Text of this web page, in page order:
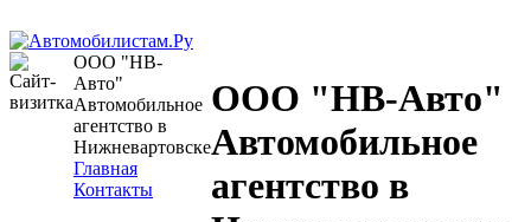
ООО "НВ-
Авто"
Автомобильное
агентство в
Нижневартовске
Главная
Контакты
ООО "НВ-Авто"
Автомобильное
агентство в